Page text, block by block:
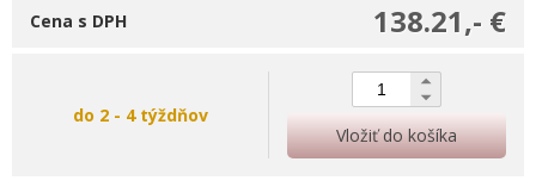
138.21,- €
Cena s DPH
do 2 - 4 týždňov
Vložiť do košíka